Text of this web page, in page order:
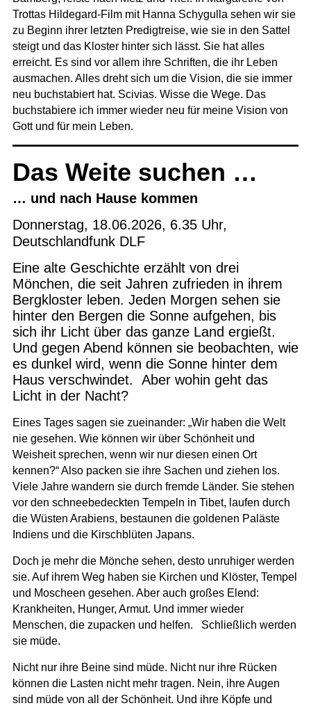
Trottas Hildegard-Film mit Hanna Schygulla sehen wir sie
zu Beginn ihrer letzten Predigtreise, wie sie in den Sattel
steigt und das Kloster hinter sich lässt. Sie hat alles
erreicht. Es sind vor allem ihre Schriften, die ihr Leben
ausmachen. Alles dreht sich um die Vision, die sie immer
neu buchstabiert hat. Scivias. Wisse die Wege. Das
buchstabiere ich immer wieder neu für meine Vision von
Gott und für mein Leben.
Das Weite suchen …
… und nach Hause kommen
Donnerstag, 18.06.2026, 6.35 Uhr,
DeutschlandfunkDLF
Eine alte Geschichte erzählt von drei
Mönchen, die seit Jahren zufrieden in ihrem
Bergkloster leben. Jeden Morgen sehen sie
hinter den Bergen die Sonne aufgehen, bis
sich ihr Licht über das ganze Land ergießt.
Und gegen Abend können sie beobachten, wie
es dunkel wird, wenn die Sonne hinter dem
Haus verschwindet. Aber wohin geht das
Licht in der Nacht?
Eines Tages sagen sie zueinander: „Wir haben die Welt
nie gesehen. Wie können wir über Schönheit und
Weisheit sprechen, wenn wir nur diesen einen Ort
kennen?“ Also packen sie ihre Sachen und ziehen los.
Viele Jahre wandern sie durch fremde Länder. Sie stehen
vor den schneebedeckten Tempeln in Tibet, laufen durch
die Wüsten Arabiens, bestaunen die goldenen Paläste
Indiens und die Kirschblüten Japans.
Doch je mehr die Mönche sehen, desto unruhiger werden
sie. Auf ihrem Weg haben sie Kirchen und Klöster, Tempel
und Moscheen gesehen. Aber auch großes Elend:
Krankheiten, Hunger, Armut. Und immer wieder
Menschen, die zupacken und helfen. Schließlich werden
sie müde.
Nicht nur ihre Beine sind müde. Nicht nur ihre Rücken
können die Lasten nicht mehr tragen. Nein, ihre Augen
sind müde von all der Schönheit. Und ihre Köpfe und